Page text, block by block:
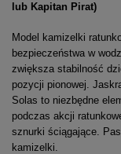
lub Kapitan Pirat)
Model kamizelki
bezpieczeństwa w
zwiększa stabilność
pozycji pionowej.
Solas to niezbędne
podczas akcji
sznurki ściągające.
kamizelki.